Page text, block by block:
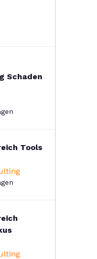
Schaden
:
Tools
: